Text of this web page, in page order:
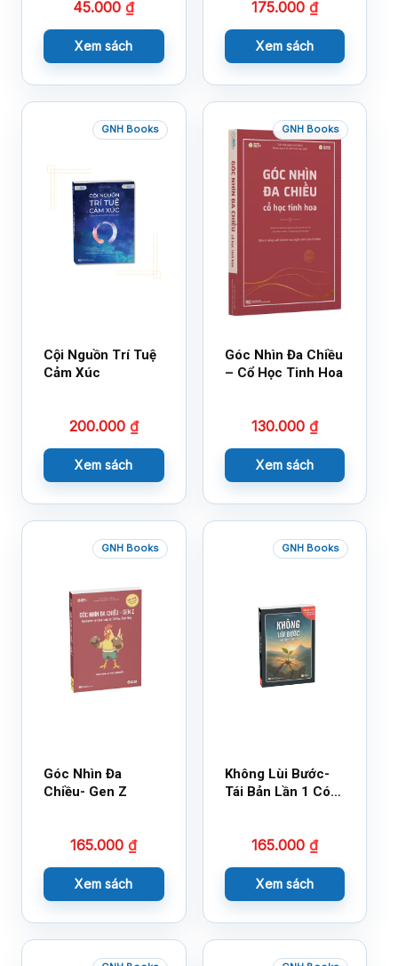
45.000₫
Xem sách
175.000 ₫
Xem sách
GNH Books
Cội Nguồn Trí Tuệ
Cảm Xúc
200.000 ₫
Xem sách
GNH Books
Góc Nhìn Đa Chiều
– Cổ Học Tinh Hoa
130.000 ₫
Xem sách
GNH Books
Góc Nhìn Đa
Chiều- Gen Z
165.000₫
Xem sách
GNH Books
Không Lùi Bước-
Tái Bản Lần 1 Có
165.000 ₫
Xem sách